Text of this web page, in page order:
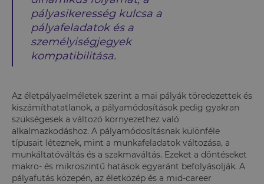
pályasikeresség kulcsa a
pályafeladatok és a
személyiségjegyek
kompatibilitása.
Az életpályaelméletek szerint a mai pályák töredezettek és
kiszámíthatatlanok, a pályamódosítások pedig gyakran
szükségesek a változó környezethez való
alkalmazkodáshoz. A pályamódosításnak különféle
típusait léteznek, mint a munkafeladatok változása, a
munkáltatóváltás és a szakmaváltás. Ezeket a döntéseket
makro- és mikroszintű hatások egyaránt befolyásolják. A
pályafutás közepén, az életközép és a mid-career